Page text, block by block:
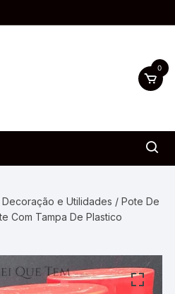
0
Decoração e Utilidades / Pote De
Com Tampa De Plastico